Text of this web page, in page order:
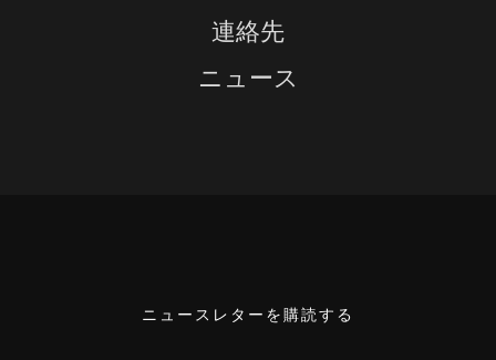
連絡先
ニュース
ニュースレターを購読する